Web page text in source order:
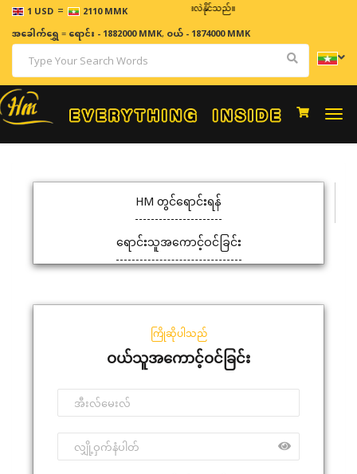
1 USD = 2110 MMK
ဈေးနှုန်းများသည် အချိန်နှင့် အမျှပြောင်းလဲနိုင်သည်။
အခေါက်ရွှေ=ရောင်း - 1882000 MMK, ဝယ် - 1874000 MMK
HM တွင်ရောင်းရန်
ရောင်းသူအကောင့်ဝင်ခြင်း
ကြိုဆိုပါသည်
ဝယ်သူအကောင့်ဝင်ခြင်း